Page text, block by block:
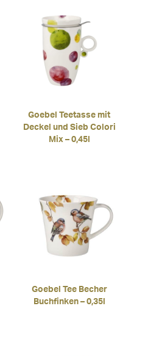
Goebel Teetasse mit
Deckel und Sieb Colori
Mix – 0,45l
Goebel Tee Becher
Buchfinken – 0,35l